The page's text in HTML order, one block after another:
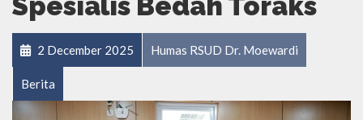
Spesialis Bedah Toraks
2 December 2025 Humas RSUD Dr. Moewardi
Berita